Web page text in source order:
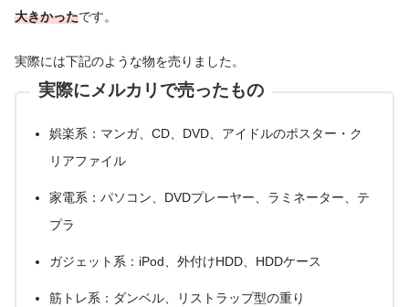
大きかったです。
実際には下記のような物を売りました。
実際にメルカリで売ったもの
娯楽系：マンガ、CD、DVD、アイドルのポスター・ク
リアファイル
家電系：パソコン、DVDプレーヤー、ラミネーター、テ
プラ
ガジェット系：iPod、外付けHDD、HDDケース
筋トレ系：ダンベル、リストラップ型の重り